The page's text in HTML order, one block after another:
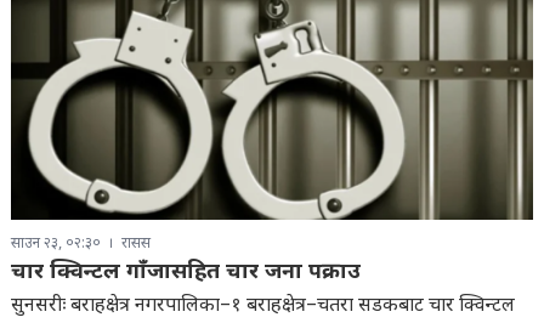
साउन २३, ०२:३० रासस
चार क्विन्टल गाँजासहित चार जना पक्राउ
सुनसरीः बराहक्षेत्र नगरपालिका–१ बराहक्षेत्र–चतरा सडकबाट चार क्विन्टल